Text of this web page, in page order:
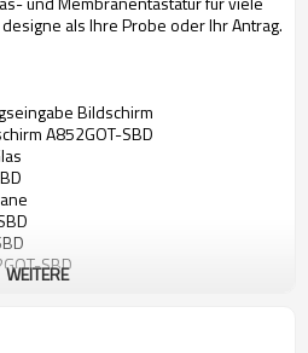
als Ihre Probe oder Ihr Antrag.
Bildschirm
A852GOT-SBD
SBD
für A852GOT-SBD
WEITERE